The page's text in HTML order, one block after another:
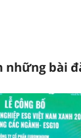
những bài